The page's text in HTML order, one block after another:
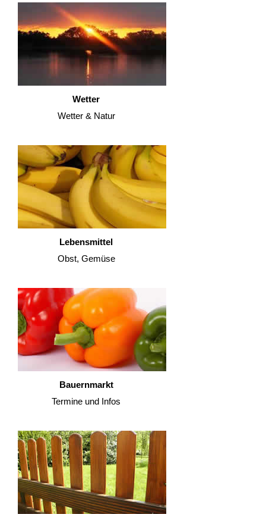
Wetter
Wetter & Natur
Lebensmittel
Obst, Gemüse
Bauernmarkt
Termine und Infos